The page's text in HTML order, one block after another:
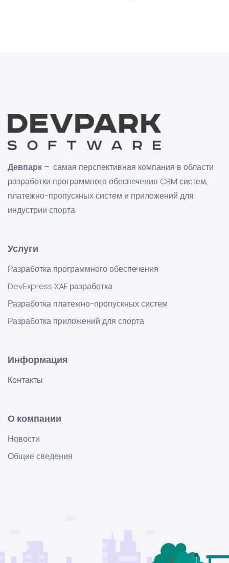
Девпарк – самая перспективная компания в области
разработки программного обеспечения CRM систем,
платежно-пропускных систем и приложений для
индустрии спорта.
Услуги
Разработка программного обеспечения
DevExpress XAF разработка
Разработка платежно-пропускных систем
Разработка приложений для спорта
Информация
Контакты
О компании
Новости
Общие сведения